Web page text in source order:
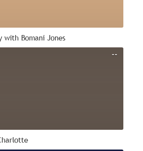
with Bomani Jones
--